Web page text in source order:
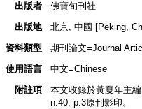
出版者
佛寶旬刊社
出版地
北京, 中國 [Peking,
資料類型
期刊論文=Journal
使用語言
中文=Chinese
附註項
本文收錄於黃夏年主
n.40, p.3原刊影印。